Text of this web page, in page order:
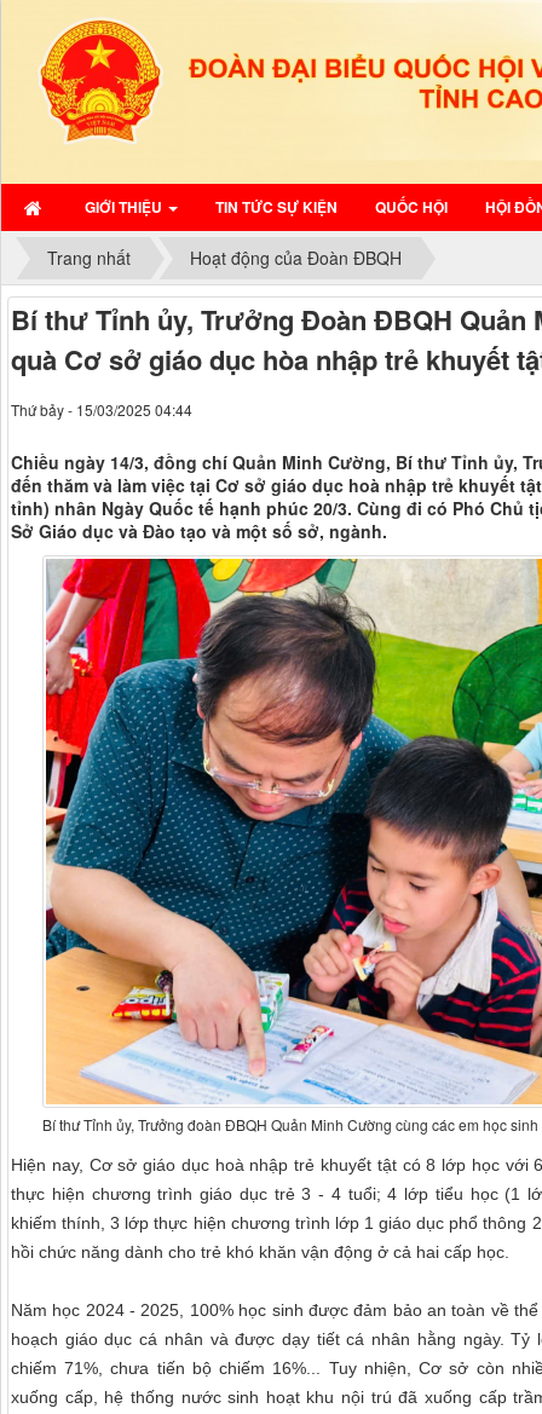
GIỚI THIỆU TIN TỨC SỰ KIỆN QUỐC HỘI HỘI
Trang nhất Hoạt động của Đoàn ĐBQH
Bí thư Tỉnh ủy, Trưởng Đoàn ĐBQH Quản
quà Cơ sở giáo dục hòa nhập trẻ khuyết
Thứ bảy - 15/03/2025 04:44
Chiều ngày 14/3, đồng chí Quản Minh Cường, Bí thư Tỉnh ủy,
đến thăm và làm việc tại Cơ sở giáo dục hoà nhập trẻ khuyết
tỉnh) nhân Ngày Quốc tế hạnh phúc 20/3. Cùng đi có Phó Chủ
Sở Giáo dục và Đào tạo và một số sở, ngành.
Bí thư Tỉnh ủy, Trưởng đoàn ĐBQH Quản Minh Cường cùng các em học
Hiện nay, Cơ sở giáo dục hoà nhập trẻ khuyết tật có 8 lớp học với
thực hiện chương trình giáo dục trẻ 3 - 4 tuổi; 4 lớp tiểu học (1
khiếm thính, 3 lớp thực hiện chương trình lớp 1 giáo dục phổ thông
hồi chức năng dành cho trẻ khó khăn vận động ở cả hai cấp học.
Năm học 2024 - 2025, 100% học sinh được đảm bảo an toàn về
hoạch giáo dục cá nhân và được dạy tiết cá nhân hằng ngày.
chiếm 71%, chưa tiến bộ chiếm 16%... Tuy nhiện, Cơ sở còn
xuống cấp, hệ thống nước sinh hoạt khu nội trú đã xuống cấp